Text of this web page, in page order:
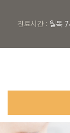
진료시간 : 월목